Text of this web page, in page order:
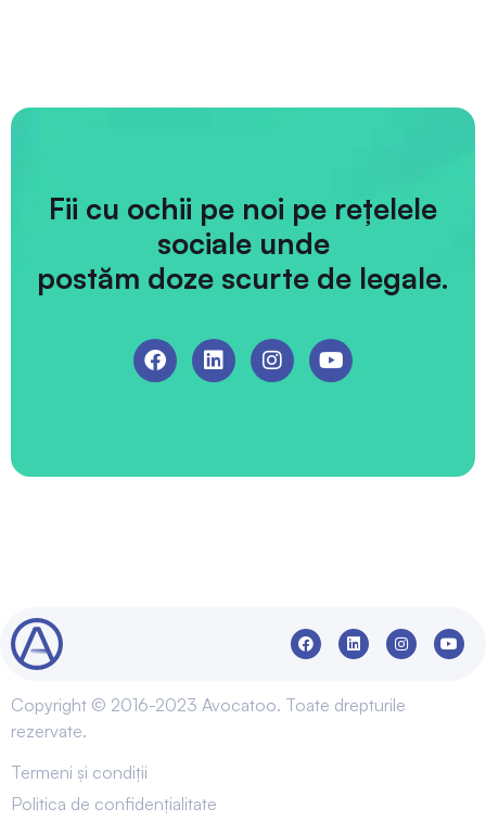
Fii cu ochii pe noi pe rețelele
sociale unde
postăm doze scurte de legale.
Copyright © 2016-2023 Avocatoo. Toate drepturile
rezervate.
Termeni și condiții
Politica de confidențialitate